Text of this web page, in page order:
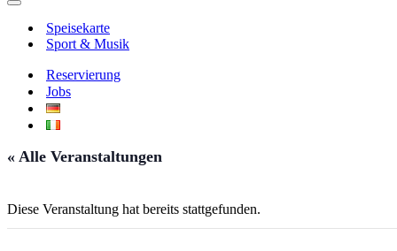
Navigationsmenü
Speisekarte
Sport & Musik
Reservierung
Jobs
« Alle Veranstaltungen
Diese Veranstaltung hat bereits stattgefunden.